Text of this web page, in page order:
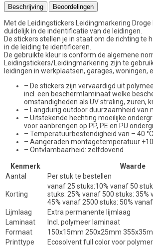
Beschrijving Beoordelingen
Met de Leidingstickers Leidingmarkering Droge
duidelijk in de indentificatie van de leidingen.
De stickers stellen je in staat om de richting te
in de leiding te identificeren.
De gebruikte kleur is conform de algemene
Leidingstickers/Leidingmarkering zijn te
leidingen in werkplaatsen, garages, woningen,
– De stickers zijn vervaardigd uit
incl. een beschermlaminaat welke
omstandigheden als UV straling, zuren,
– Langdurig outdoor duurzaamheid van
– Uitstekende hechting moeilijke
voor aanbrengen op PP, PE en PU
– Temperatuurbestendigheid van – 40
– Aangeraden montagetemperatuur +10
– Ontvlambaarheid: zelfdovend
Kenmerk
Waarde
Aantal
Per stuk te bestellen
Korting
vanaf 25 stuks:10% vanaf 50
stuks: 25% vanaf 500 stuks: 35%
45% vanaf 2500 stuks: 50%
Lijmlaag
Extra permanente lijmlaag
Laminaat
Incl. polymeer laminaat
Formaat
150x15mm 250x25mm
Printtype
Ecosolvent full color voor